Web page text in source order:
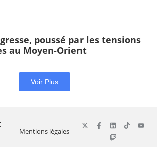
poussé par les tensions
au Moyen-Orient
Voir Plus
Mentions légales